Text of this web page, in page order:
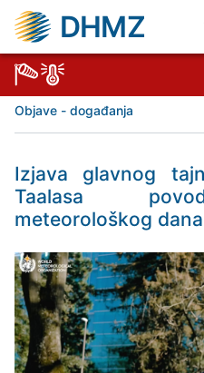
DHMZ
Objave - događanja
Izjava glavnog
Taalasa
meteorološkog dana